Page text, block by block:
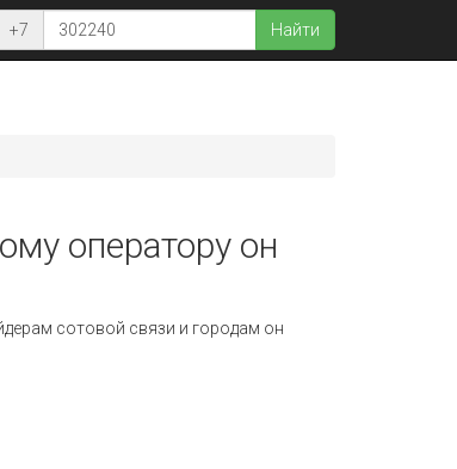
+7 Найти
оператору он
сотовой связи и городам он